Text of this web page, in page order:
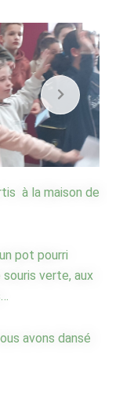
à la maison de
pot pourri
verte, aux
avons dansé